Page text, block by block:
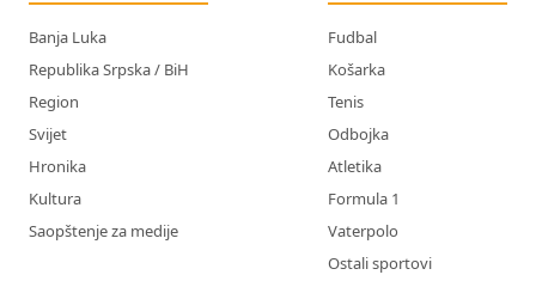
Banja Luka
Republika Srpska / BiH
Region
Svijet
Hronika
Kultura
Saopštenje za medije
Fudbal
Košarka
Tenis
Odbojka
Atletika
Formula 1
Vaterpolo
Ostali sportovi